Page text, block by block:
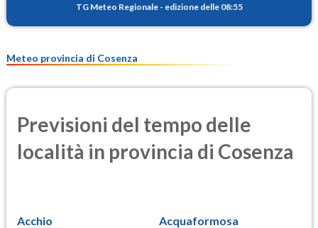
PM25
TG Meteo Regionale - edizione delle 08:55
Meteo provincia di Cosenza
Previsioni del tempo delle
località in provincia di Cosenza
Acchio Acquaformosa